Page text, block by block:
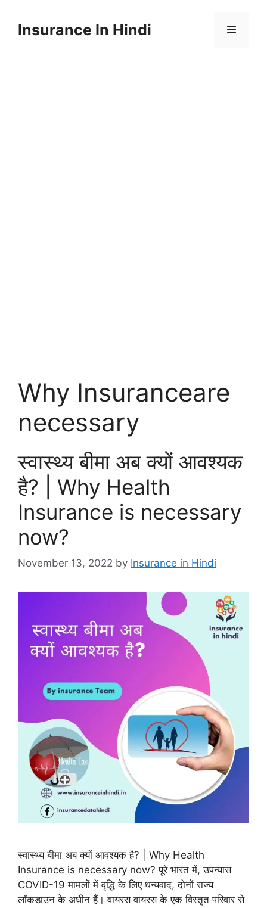
contentInsurance In Hindi
Why Insuranceare
necessary
स्वास्थ्य बीमा अब क्यों आवश्यक
है? | Why Health
Insurance is necessary
now?
November 13, 2022 by Insurance in Hindi
स्वास्थ्य बीमा अब क्यों आवश्यक है? | Why Health
Insurance is necessary now? पूरे भारत में, उपन्यास
COVID-19 मामलों में वृद्धि के लिए धन्यवाद, दोनों राज्य
लॉकडाउन के अधीन हैं। वायरस वायरस के एक विस्तृत परिवार से